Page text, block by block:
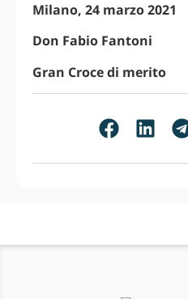
Milano, 24 marzo 2021
Don Fabio Fantoni
Gran Croce di merito